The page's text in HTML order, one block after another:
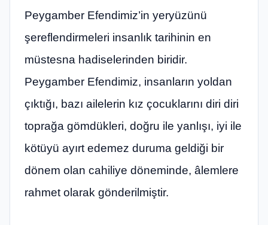
Peygamber Efendimiz’in yeryüzünü
şereflendirmeleri insanlık tarihinin en
müstesna hadiselerinden biridir.
Peygamber Efendimiz, insanların yoldan
çıktığı, bazı ailelerin kız çocuklarını diri diri
toprağa gömdükleri, doğru ile yanlışı, iyi ile
kötüyü ayırt edemez duruma geldiği bir
dönem olan cahiliye döneminde, âlemlere
rahmet olarak gönderilmiştir.